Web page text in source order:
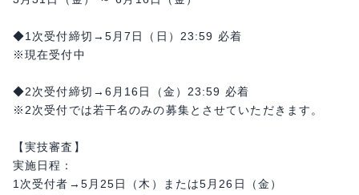
◆1次受付締切→5月7日（日）23:59 必着
※現在受付中
◆2次受付締切→6月16日（金）23:59 必着
※2次受付では若干名のみの募集とさせていただきます。
【実技審査】
実施日程：
1次受付者→5月25日（木）または5月26日（金）